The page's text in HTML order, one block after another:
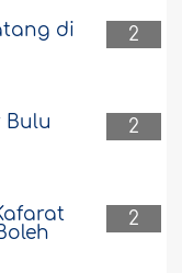
2
di
2
Bulu
2